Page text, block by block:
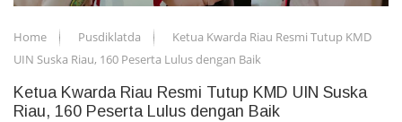
Home Pusdiklatda
Ketua Kwarda Riau Resmi Tutup KMD
UIN Suska Riau, 160 Peserta Lulus dengan Baik
Ketua Kwarda Riau Resmi Tutup KMD UIN Suska
Riau, 160 Peserta Lulus dengan Baik